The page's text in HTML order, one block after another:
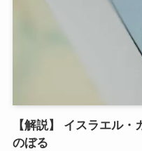
【解説】 イスラエル
のぼる